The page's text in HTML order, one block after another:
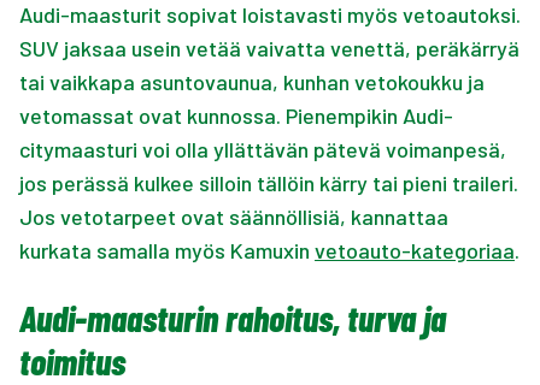
Audi-maasturit sopivat loistavasti myös vetoautoksi.
SUV jaksaa usein vetää vaivatta venettä, peräkärryä
tai vaikkapa asuntovaunua, kunhan vetokoukku ja
vetomassat ovat kunnossa. Pienempikin Audi-
citymaasturi voi olla yllättävän pätevä voimanpesä,
jos perässä kulkee silloin tällöin kärry tai pieni traileri.
Jos vetotarpeet ovat säännöllisiä, kannattaa
kurkata samalla myös Kamuxin vetoauto-kategoriaa.
Audi-maasturin rahoitus, turva ja
toimitus